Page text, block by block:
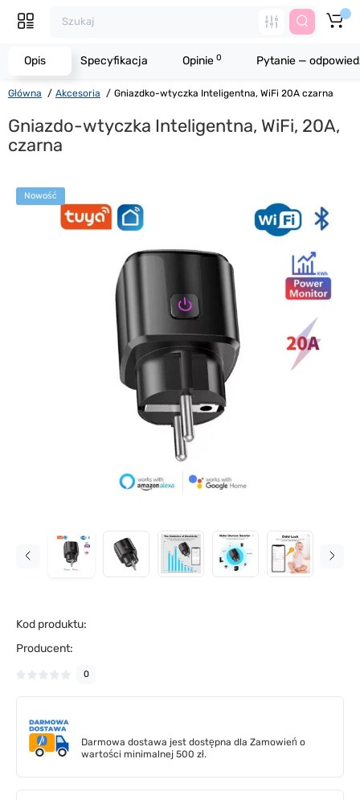
Główna Akcesoria Gniazdko-wtyczka Inteligentna, WiFi 20A czarna
Gniazdo-wtyczka Inteligentna, WiFi, 20A,
czarna
Nowość
Kod produktu:
Producent:
0
Darmowa dostawa jest dostępna dla Zamowień o
wartości minimalnej 500 zł.
Opis Specyfikacja Opinie 0 Pytanie —